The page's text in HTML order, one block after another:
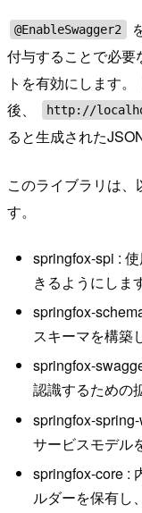
@EnableSwagger2
付与することで必
トを有効にします。
後、
http://
ると生成された
このライブラリは
す。
springfox-spi :
きるようにしま
springfox-
スキーマを構築
springfox-
認識するための
springfox-
サービスモデル
springfox-core :
ルダーを保有し